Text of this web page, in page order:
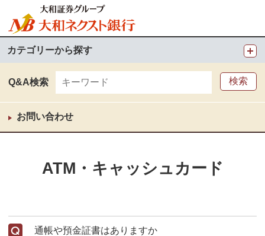
カテゴリーから探す
Q&A検索
お問い合わせ
ATM・キャッシュカード
通帳や預金証書はありますか